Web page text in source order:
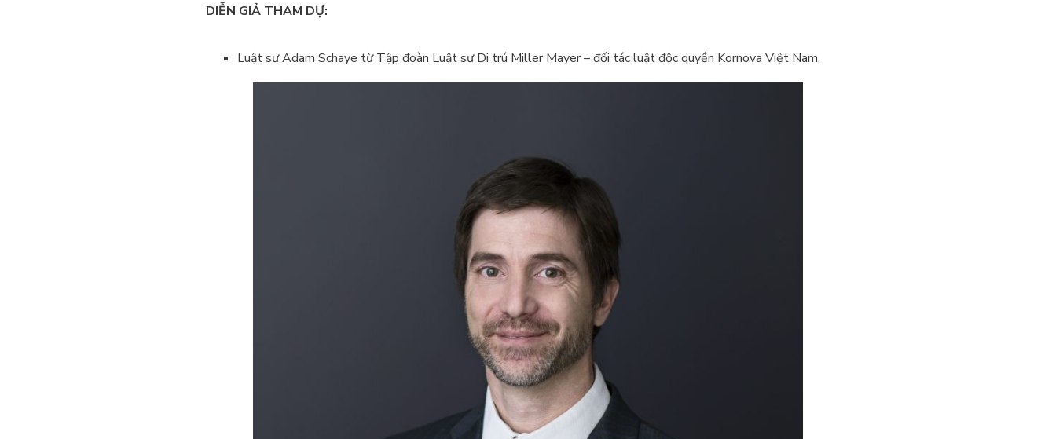
DIỄN GIẢ THAM DỰ:
Luật sư Adam Schaye từ Tập đoàn Luật sư Di trú Miller Mayer – đối tác luật độc quyền Kornova Việt Nam.